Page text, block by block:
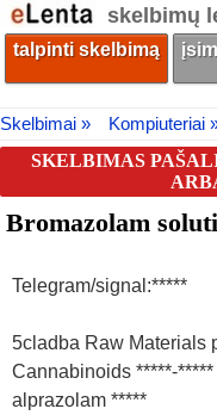
skelbimų
talpinti skelbimą
Skelbimai » Kompiuteriai
SKELBIMAS
Bromazolam
Telegram/signal:*****
5cladba Raw Materials
Cannabinoids *****-*****
alprazolam *****